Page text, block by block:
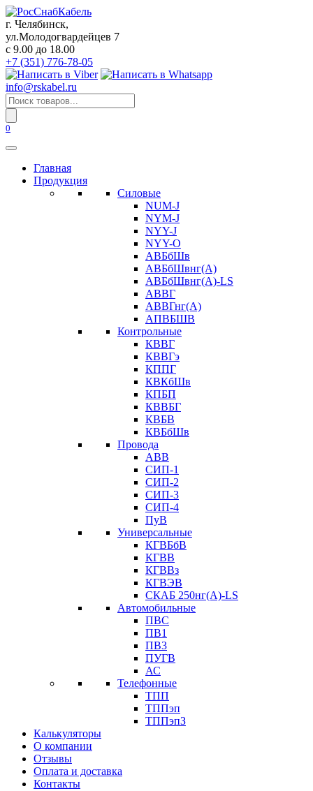
Перейти
к
содержанию
г. Челябинск,
ул.Молодогвардейцев 7
c 9.00 до 18.00
+7 (351) 776-78-05
info@rskabel.ru
Поиск
товаров
0
Главная
Продукция
Силовые
NUM-J
NYM-J
NYY-J
NYY-O
АВБбШв
АВБбШвнг(А)
АВБбШвнг(А)-LS
АВВГ
АВВГнг(А)
АПВБШВ
Контрольные
КВВГ
КВВГэ
КППГ
КВКбШв
КПБП
КВВБГ
КВБВ
КВБбШв
Провода
АВВ
СИП-1
СИП-2
СИП-3
СИП-4
ПуВ
Универсальные
КГВБбВ
КГВВ
КГВВз
КГВЭВ
СКАБ 250нг(А)-LS
Автомобильные
ПВС
ПВ1
ПВ3
ПУГВ
АС
Телефонные
ТПП
ТППэп
ТППэпЗ
Калькуляторы
О компании
Отзывы
Оплата и доставка
Контакты